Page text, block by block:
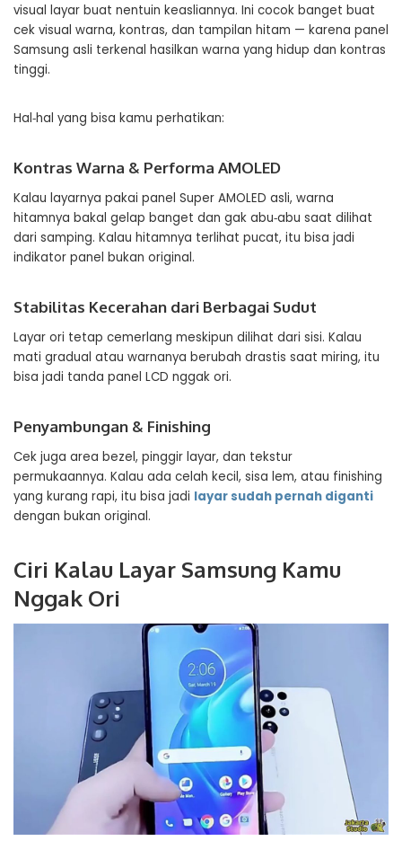
visual layar buat nentuin keasliannya. Ini cocok banget buat
cek visual warna, kontras, dan tampilan hitam — karena panel
Samsung asli terkenal hasilkan warna yang hidup dan kontras
tinggi.
Hal‑hal yang bisa kamu perhatikan:
Kontras Warna & Performa AMOLED
Kalau layarnya pakai panel Super AMOLED asli, warna
hitamnya bakal gelap banget dan gak abu‑abu saat dilihat
dari samping. Kalau hitamnya terlihat pucat, itu bisa jadi
indikator panel bukan original.
Stabilitas Kecerahan dari Berbagai Sudut
Layar ori tetap cemerlang meskipun dilihat dari sisi. Kalau
mati gradual atau warnanya berubah drastis saat miring, itu
bisa jadi tanda panel LCD nggak ori.
Penyambungan & Finishing
Cek juga area bezel, pinggir layar, dan tekstur
permukaannya. Kalau ada celah kecil, sisa lem, atau finishing
yang kurang rapi, itu bisa jadi layar sudah pernah diganti
dengan bukan original.
Ciri Kalau Layar Samsung Kamu
Nggak Ori